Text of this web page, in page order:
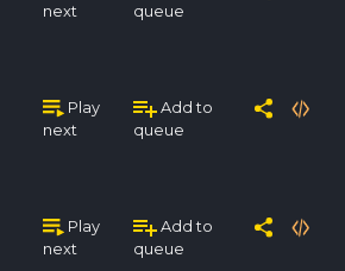
next
queue
Play
next
Add to
queue
Play
next
Add to
queue